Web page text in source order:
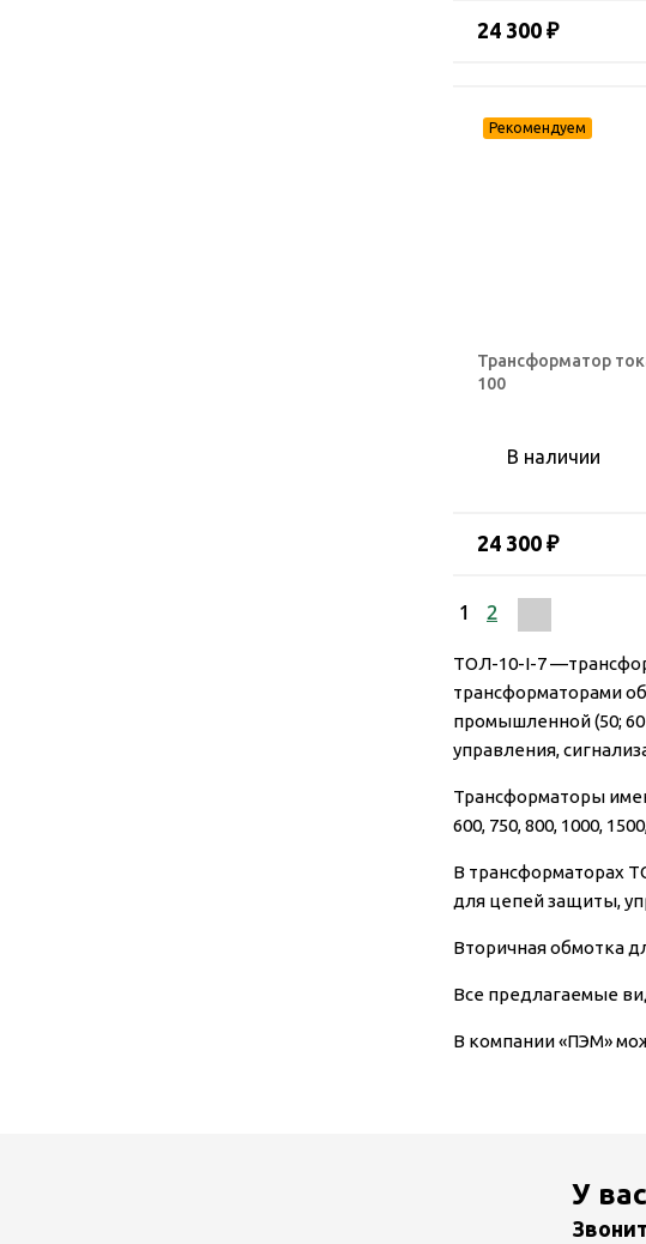
24 300 ₽
Трансформатор
100
В наличии
24 300 ₽
1 2
ТОЛ-10-I-7
трансформаторами
промышленной (50;
управления,
Трансформаторы
600, 750, 800, 1000,
В трансформаторах
для цепей защиты,
Вторичная обмотка
Все предлагаемые
В компании «ПЭМ»
У